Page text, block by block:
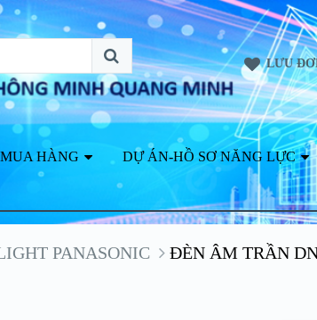
LƯU
HÀNG DỰ ÁN-HỒ SƠ NĂNG LỰC
PANASONIC
ĐÈN ÂM TRẦN